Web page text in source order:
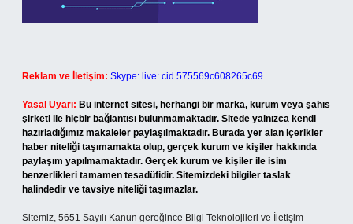
Reklam ve İletişim: Skype: live:.cid.575569c608265c69
Yasal Uyarı: Bu internet sitesi, herhangi bir marka, kurum veya şahıs
şirketi ile hiçbir bağlantısı bulunmamaktadır. Sitede yalnızca kendi
hazırladığımız makaleler paylaşılmaktadır. Burada yer alan içerikler
haber niteliği taşımamakta olup, gerçek kurum ve kişiler hakkında
paylaşım yapılmamaktadır. Gerçek kurum ve kişiler ile isim
benzerlikleri tamamen tesadüfidir. Sitemizdeki bilgiler taslak
halindedir ve tavsiye niteliği taşımazlar.
Sitemiz, 5651 Sayılı Kanun gereğince Bilgi Teknolojileri ve İletişim